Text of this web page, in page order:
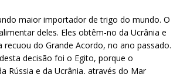
maior importador de trigo do mundo. O
deles. Eles obtêm-no da Ucrânia e
recuou do Grande Acordo, no ano passado.
decisão foi o Egito, porque o
Rússia e da Ucrânia, através do Mar